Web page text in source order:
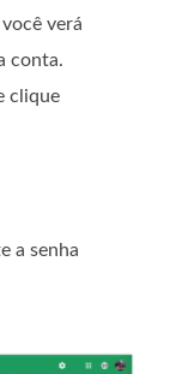
verá
conta.
clique
a senha